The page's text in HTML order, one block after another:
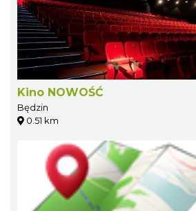
Kino NOWOŚĆ
Będzin
0.51 km